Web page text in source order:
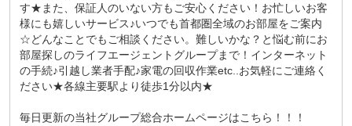
す★また、保証人のいない方もご安心ください！お忙しいお客
様にも嬉しいサービス♪いつでも首都圏全域のお部屋をご案内
☆どんなことでもご相談ください。難しいかな？と悩む前にお
部屋探しのライフエージェントグループまで！インターネット
の手続♪引越し業者手配♪家電の回収作業etc..お気軽にご連絡く
ださい★各線主要駅より徒歩1分以内★
毎日更新の当社グループ総合ホームページはこちら！！！